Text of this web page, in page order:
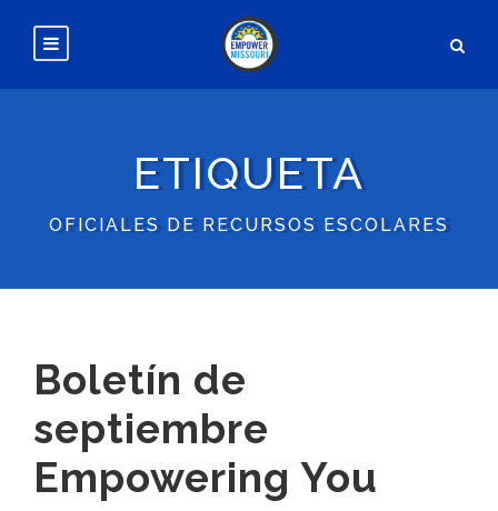
ETIQUETA
OFICIALES DE RECURSOS ESCOLARES
Boletín de
septiembre
Empowering You